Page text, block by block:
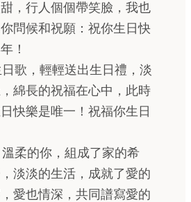
，行人個個帶笑臉，我也
問候和祝願：祝你生日快
！
歌，輕輕送出生日禮，淡
綿長的祝福在心中，此時
快樂是唯一！祝福你生日
柔的你，組成了家的希
淡淡的生活，成就了愛的
愛也情深，共同譜寫愛的